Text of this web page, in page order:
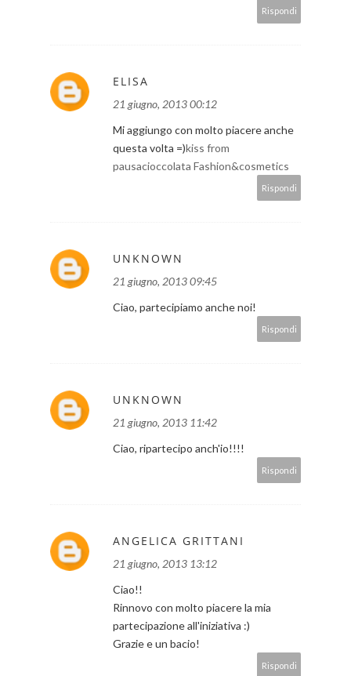
Rispondi
ELISA
21 giugno, 2013 00:12
Mi aggiungo con molto piacere anche
questa volta =)kiss from
pausacioccolata Fashion&cosmetics
Rispondi
UNKNOWN
21 giugno, 2013 09:45
Ciao, partecipiamo anche noi!
Rispondi
UNKNOWN
21 giugno, 2013 11:42
Ciao, ripartecipo anch'io!!!!
Rispondi
ANGELICA GRITTANI
21 giugno, 2013 13:12
Ciao!!
Rinnovo con molto piacere la mia
partecipazione all'iniziativa :)
Grazie e un bacio!
Rispondi